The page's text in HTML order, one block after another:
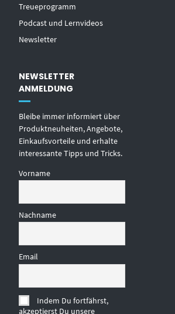
Treueprogramm
Podcast und Lernvideos
Newsletter
NEWSLETTER
ANMELDUNG
Bleibe immer informiert über
Produktneuheiten, Angebote,
Einkaufsvorteile und erhalte
interessante Tipps und Tricks.
Vorname
Nachname
Email
Indem Du fortfährst,
akzeptierst Du unsere